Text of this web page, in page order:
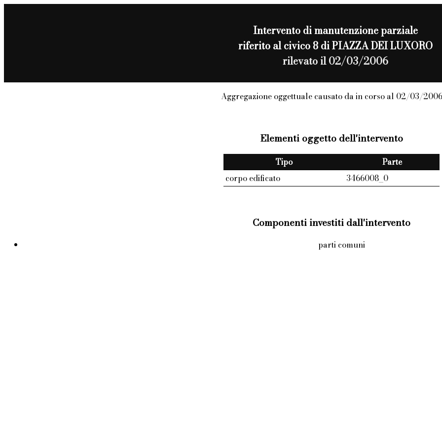
Intervento dimanutenzione parziale
riferito al civico 8 di PIAZZA DEI LUXORO
rilevato il 02/03/2006
Aggregazione oggettuale causato da in corso al 02/03/2006
Elementi oggetto dell'intervento
Tipo
Parte
corpo edificato
3466008_0
Componenti investiti dall'intervento
parti comuni